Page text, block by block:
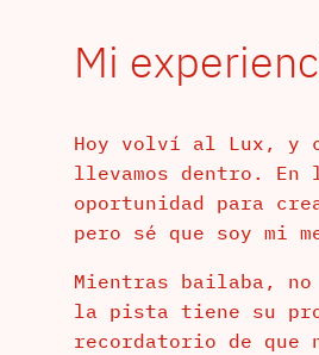
Mi
Hoy volví al Lux, y
llevamos dentro.
oportunidad para
pero sé que soy mi
Mientras bailaba,
la pista tiene su
recordatorio de que